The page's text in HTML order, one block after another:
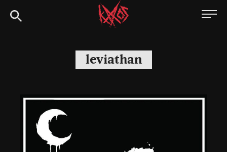
Siirry
suoraan
Kaaoszine
leviathan